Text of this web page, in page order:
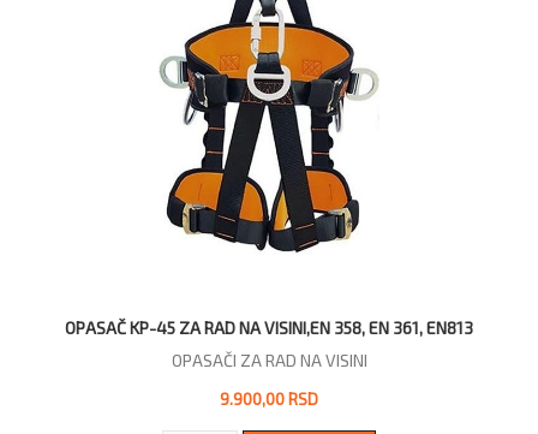
OPASAČ KP-45 ZA RAD NA VISINI,EN 358, EN 361, EN813
OPASAČI ZA RAD NA VISINI
9.900,00 RSD